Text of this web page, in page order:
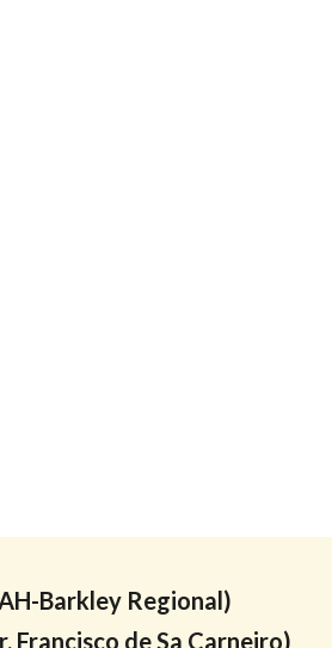
Barkley Regional)
Francisco de Sa Carneiro)